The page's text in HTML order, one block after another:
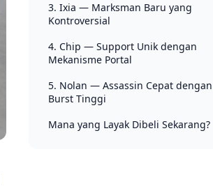
3. Ixia — Marksman Baru yang
Kontroversial
4. Chip — Support Unik dengan
Mekanisme Portal
5. Nolan — Assassin Cepat dengan
Burst Tinggi
Mana yang Layak Dibeli Sekarang?